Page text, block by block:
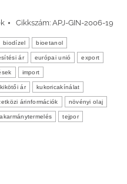
Cikkszám: APJ-GIN-2006-19
biodízel bioetanol
ár európai unió export
import
kikötői ár kukoricakínálat
árinformációk növényi olaj
tejpor